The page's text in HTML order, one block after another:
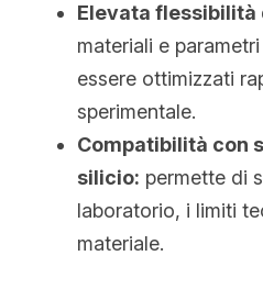
Elevata
materiali e
essere ottimizzati
sperimentale.
Compatibilità con
silicio: permette di
laboratorio, i limiti
materiale.